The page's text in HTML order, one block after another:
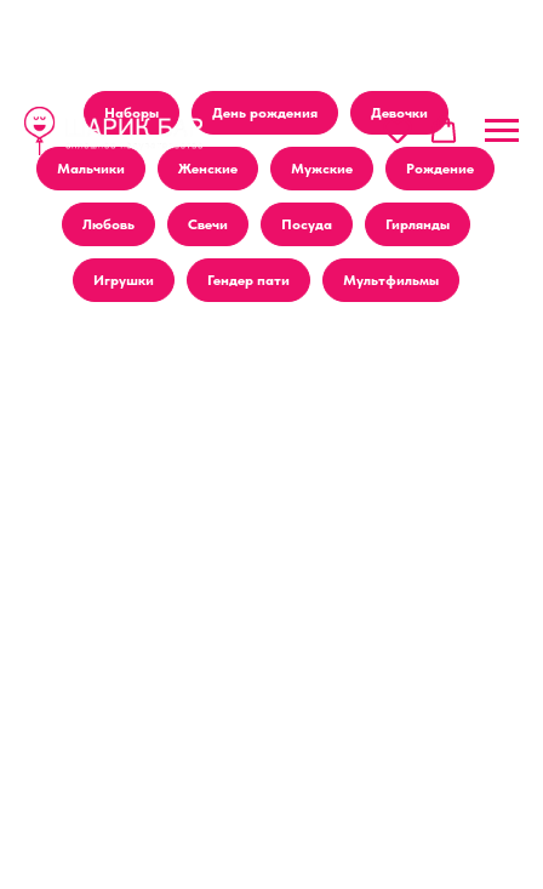
Наборы День рождения Девочки
Мальчики Женские Мужские Рождение
Любовь Свечи Посуда Гирлянды
Игрушки Гендер пати Мультфильмы